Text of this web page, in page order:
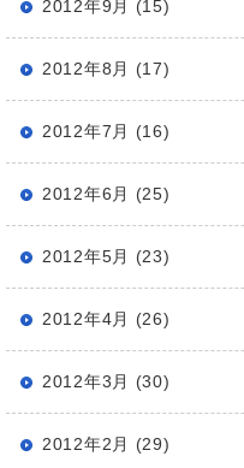
2012年9月 (15)
2012年8月 (17)
2012年7月 (16)
2012年6月 (25)
2012年5月 (23)
2012年4月 (26)
2012年3月 (30)
2012年2月 (29)